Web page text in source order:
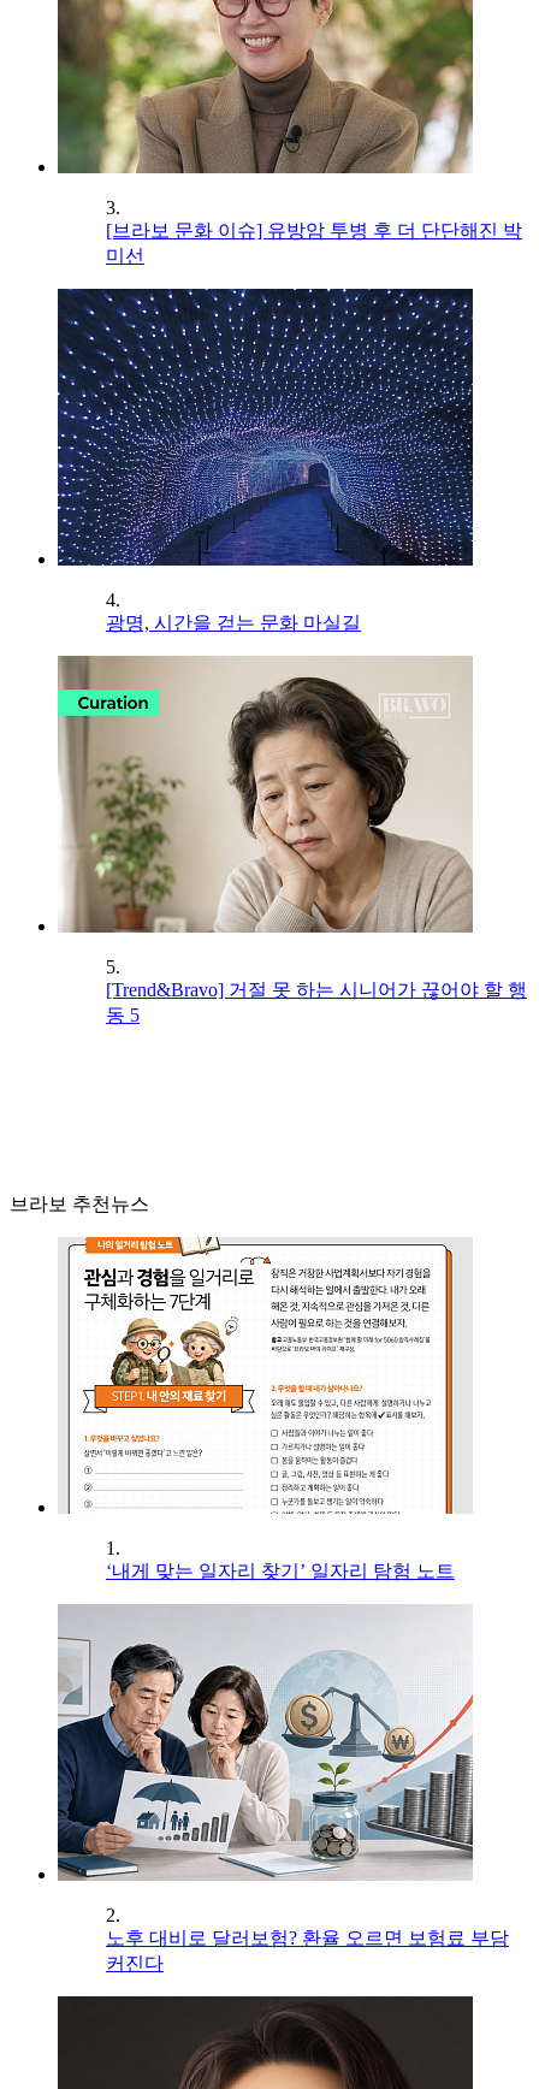
3.
[브라보 문화 이슈] 유방암 투병 후 더 단단해진 박
미선
4.
광명, 시간을 걷는 문화 마실길
5.
[Trend&Bravo] 거절 못 하는 시니어가 끊어야 할 행
동 5
브라보 추천뉴스
1.
‘내게 맞는 일자리 찾기’ 일자리 탐험 노트
2.
노후 대비로 달러보험? 환율 오르면 보험료 부담
커진다